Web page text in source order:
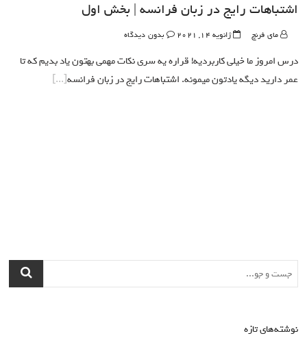
اشتباهات رایج در زبان فرانسه | بخش اول
مای فرنچ ژانویه 14, 2021 بدون دیدگاه
درس امروز ما خیلی کاربردیه! قراره یه سری نکات مهمی بهتون یاد بدیم که تا
عمر دارید دیگه یادتون میمونه. اشتباهات رایج در زبان فرانسه
نوشته‌های تازه